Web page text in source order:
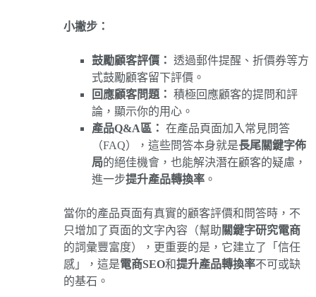
小撇步：
鼓勵顧客評價： 透過郵件提醒、折價券等方
式鼓勵顧客留下評價。
回應顧客問題： 積極回應顧客的提問和評
論，顯示你的用心。
產品Q&A區： 在產品頁面加入常見問答
（FAQ），這些問答本身就是長尾關鍵字佈
局的絕佳機會，也能解決潛在顧客的疑慮，
進一步提升產品轉換率 。
當你的產品頁面有真實的顧客評價和問答時，不
只增加了頁面的文字內容（幫助 關鍵字研究電商
的詞彙豐富度），更重要的是，它建立了「信任
感」，這是電商SEO和提升產品轉換率不可或缺
的基石。